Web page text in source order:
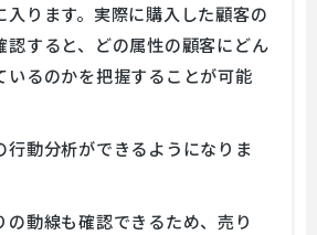
入ります。実際に購入した顧客の
認すると、どの属性の顧客にどん
いるのかを把握することが可能
行動分析ができるようになりま
の動線も確認できるため、売り